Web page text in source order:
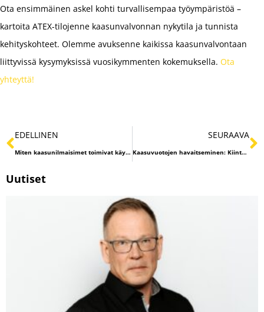
Ota ensimmäinen askel kohti turvallisempaa työympäristöä –
kartoita ATEX-tilojenne kaasunvalvonnan nykytila ja tunnista
kehityskohteet. Olemme avuksenne kaikissa kaasunvalvontaan
liittyvissä kysymyksissä vuosikymmenten kokemuksella. Ota
yhteyttä!
EDELLINEN
Miten kaasunilmaisimet toimivat käytännössä?
SEURAAVA
Kaasuvuotojen havaitseminen: Kiinteiden ilmaisimien hyödyt
Uutiset